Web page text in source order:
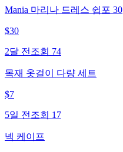
Mania 마리나 드레스 쉽포 30
$30
2달 전 조회 74
목재 옷걸이 다량 세트
$7
5일 전 조회 17
넥 케이프